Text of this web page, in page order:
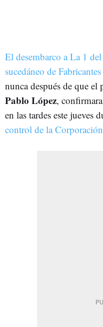
El desembarco a La 1
sucedáneo de
nunca después de que
Pablo López,
en las tardes este jueves
control de la